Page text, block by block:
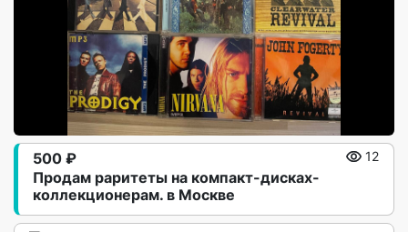
Продам раритеты на компакт-дисках-
коллекционерам. в Москве
500 ₽ 12